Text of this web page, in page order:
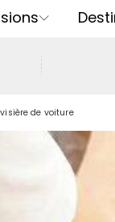
de voiture